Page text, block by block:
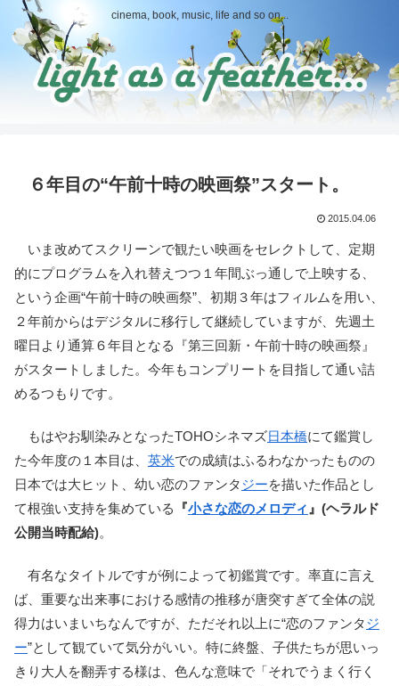
cinema, book, music, life and so on...
６年目の“午前十時の映画祭”スタート。
2015.04.06
いま改めてスクリーンで観たい映画をセレクトして、定期
的にプログラムを入れ替えつつ１年間ぶっ通しで上映する、
という企画“午前十時の映画祭”、初期３年はフィルムを用い、
２年前からはデジタルに移行して継続していますが、先週土
曜日より通算６年目となる『第三回新・午前十時の映画祭』
がスタートしました。今年もコンプリートを目指して通い詰
めるつもりです。
もはやお馴染みとなったTOHOシネマズ日本橋にて鑑賞し
た今年度の１本目は、 英米での成績はふるわなかったものの
日本では大ヒット、幼い恋のファンタジーを描いた作品とし
て根強い支持を集めている
『小さな恋のメロディ 』(ヘラルド
公開当時配給)。
有名なタイトルですが例によって初鑑賞です。率直に言え
ば、重要な出来事における感情の推移が唐突すぎて全体の説
得力はいまいちなんですが、ただそれ以上に“恋のファンタジ
ー”として観ていて気分がいい。特に終盤、子供たちが思いっ
きり大人を翻弄する様は、色んな意味で「それでうまく行く